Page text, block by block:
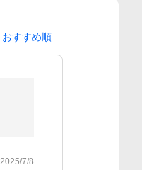
おすすめ順
2025/7/8